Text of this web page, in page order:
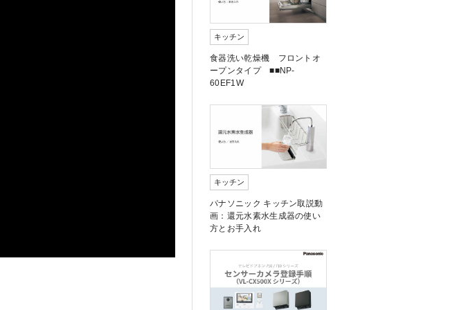
キッチン
食器洗い乾燥機 フロントオ
ープンタイプ ■■NP-
60EF1W
キッチン
パナソニック キッチン取説動
画：還元水素水生成器の使い
方とお手入れ